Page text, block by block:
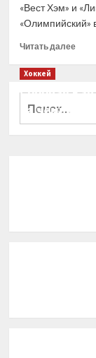
«Вест Хэм» и
«Олимпийский»
Читать далее
до
Хоккей
Сборная
на